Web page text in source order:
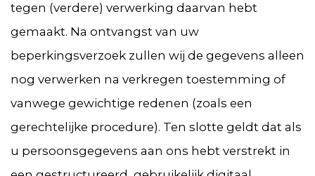
tegen (verdere) verwerking daarvan hebt
gemaakt. Na ontvangst van uw
beperkingsverzoek zullen wij de gegevens alleen
nog verwerken na verkregen toestemming of
vanwege gewichtige redenen (zoals een
gerechtelijke procedure). Ten slotte geldt dat als
u persoonsgegevens aan ons hebt verstrekt in